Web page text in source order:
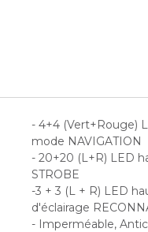
- 4+4 (Vert+Rouge)
mode NAVIGATION
- 20+20 (L+R) LED
STROBE
-3 + 3 (L + R) LED
d'éclairage
- Imperméable,